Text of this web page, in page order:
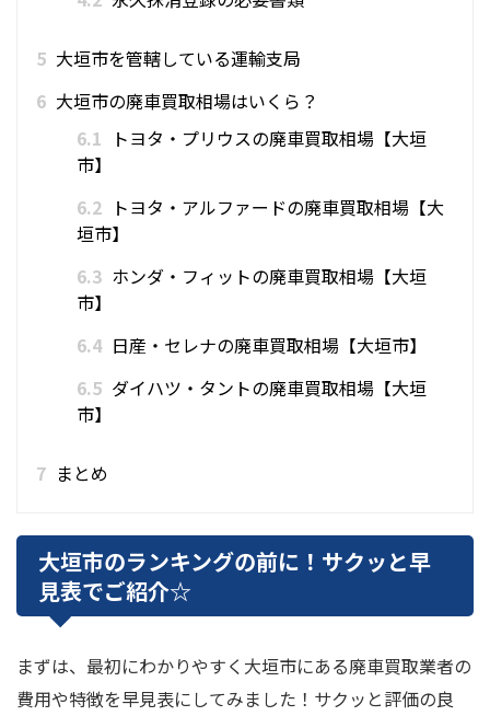
5 大垣市を管轄している運輸支局
6 大垣市の廃車買取相場はいくら？
6.1
トヨタ・プリウスの廃車買取相場【大垣
市】
6.2 トヨタ・アルファードの廃車買取相場【大
垣市】
6.3 ホンダ・フィットの廃車買取相場【大垣
市】
6.4 日産・セレナの廃車買取相場【大垣市】
6.5 ダイハツ・タントの廃車買取相場【大垣
市】
7 まとめ
大垣市のランキングの前に！サクッと早
見表でご紹介☆
まずは、最初にわかりやすく大垣市にある廃車買取業者の
費用や特徴を早見表にしてみました！サクッと評価の良